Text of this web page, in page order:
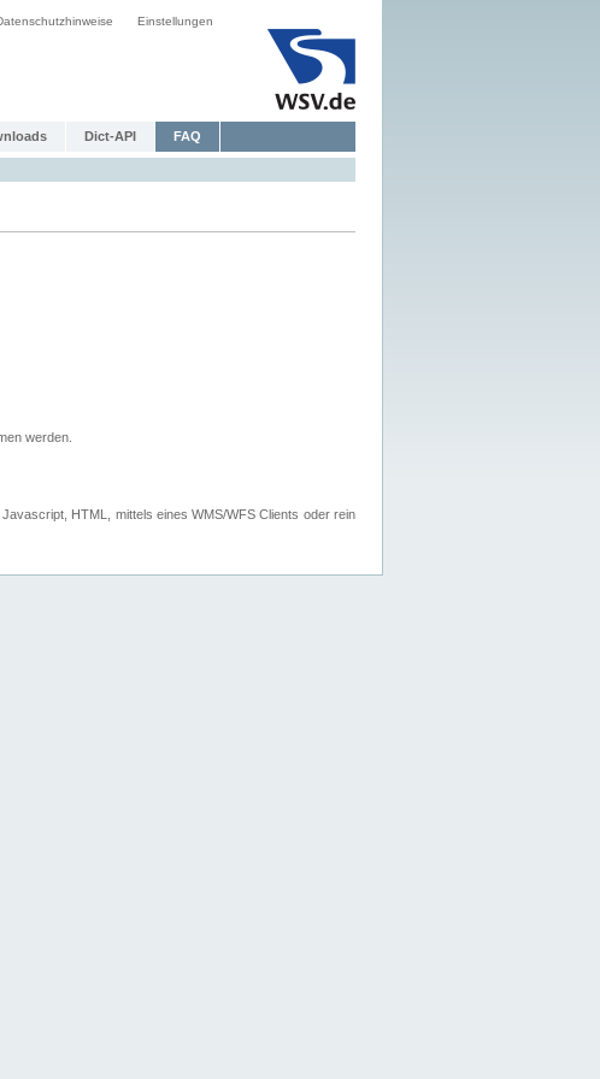
Einstellungen
Dict-API FAQ
werden.
HTML, mittels eines WMS/WFS Clients oder rein